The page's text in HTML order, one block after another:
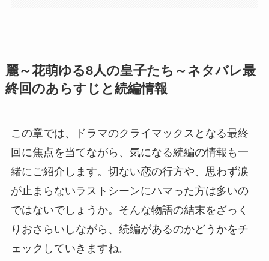
麗～花萌ゆる8人の皇子たち～ネタバレ最
終回のあらすじと続編情報
この章では、ドラマのクライマックスとなる最終
回に焦点を当てながら、気になる続編の情報も一
緒にご紹介します。切ない恋の行方や、思わず涙
が止まらないラストシーンにハマった方は多いの
ではないでしょうか。そんな物語の結末をざっく
りおさらいしながら、続編があるのかどうかをチ
ェックしていきますね。